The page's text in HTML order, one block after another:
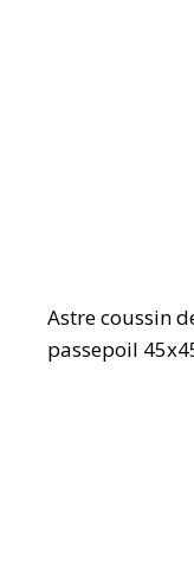
Astre coussin
passepoil